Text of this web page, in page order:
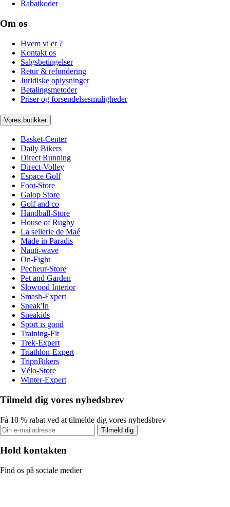
Rabatkoder
Om os
Hvem vi er ?
Kontakt os
Salgsbetingelser
Retur & refundering
Juridiske oplysninger
Betalingsmetoder
Priser og forsendelsesmuligheder
Vores butikker
Basket-Center
Daily Bikers
Direct Running
Direct-Volley
Espace Golf
Foot-Store
Galop Store
Golf and co
Handball-Store
House of Rugby
La sellerie de Maé
Made in Paradis
Nauti-wave
On-Fight
Pecheur-Store
Pet and Garden
Slowood Interior
Smash-Expert
Sneak'In
Sneakids
Sport is good
Training-Fit
Trek-Expert
Triathlon-Expert
TripnBikers
Vélo-Store
Winter-Expert
Tilmeld dig vores nyhedsbrev
Få 10 % rabat ved at tilmelde dig vores nyhedsbrev
Tilmeld dig
Hold kontakten
Find os på sociale medier